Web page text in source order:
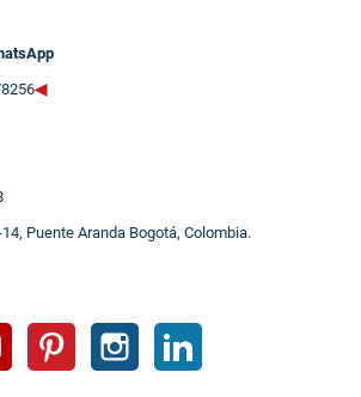
◀
Puente Aranda Bogotá, Colombia.
YouTube Pinterest Instagram